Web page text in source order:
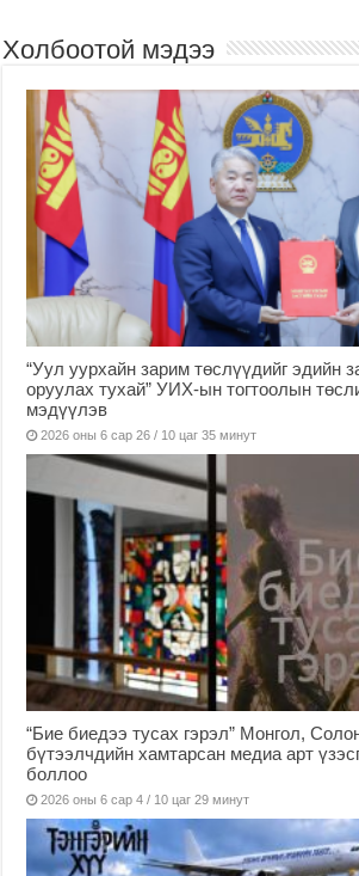
Холбоотой мэдээ
“Уул уурхайн зарим төслүүдийг эдийн
оруулах тухай” УИХ-ын тогтоолын
мэдүүлэв
2026 оны 6 сар 26 / 10 цаг 35 минут
“Бие биедээ тусах гэрэл” Монгол,
бүтээлчдийн хамтарсан медиа арт
боллоо
2026 оны 6 сар 4 / 10 цаг 29 минут